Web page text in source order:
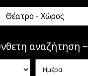
Θέατρο - Χώρος
αναζήτηση ~